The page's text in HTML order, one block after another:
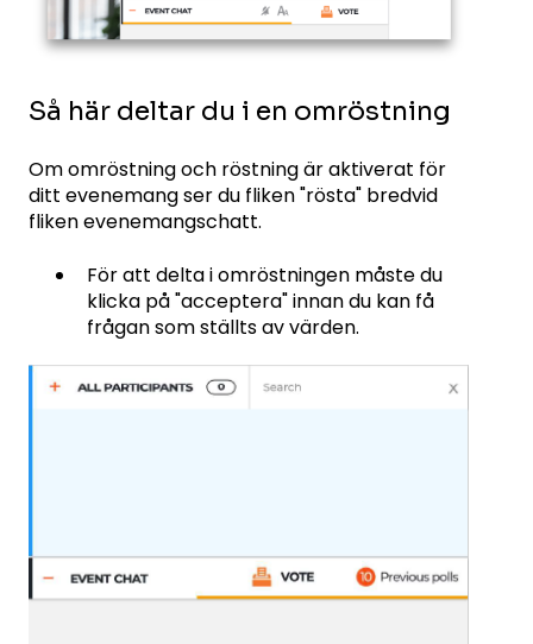
Så här deltar du i en omröstning
Om omröstning och röstning är aktiverat för
ditt evenemang ser du fliken "rösta" bredvid
fliken evenemangschatt.
För att delta i omröstningen måste du
klicka på "acceptera" innan du kan få
frågan som ställts av värden.